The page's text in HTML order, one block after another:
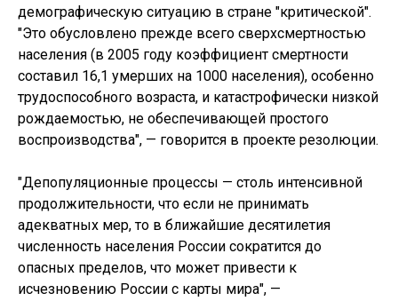
демографическую ситуацию в стране "критической".
"Это обусловлено прежде всего сверхсмертностью
населения (в 2005 году коэффициент смертности
составил 16,1 умерших на 1000 населения), особенно
трудоспособного возраста, и катастрофически низкой
рождаемостью, не обеспечивающей простого
воспроизводства", — говорится в проекте резолюции.
"Депопуляционные процессы — столь интенсивной
продолжительности, что если не принимать
адекватных мер, то в ближайшие десятилетия
численность населения России сократится до
опасных пределов, что может привести к
исчезновению России с карты мира", —